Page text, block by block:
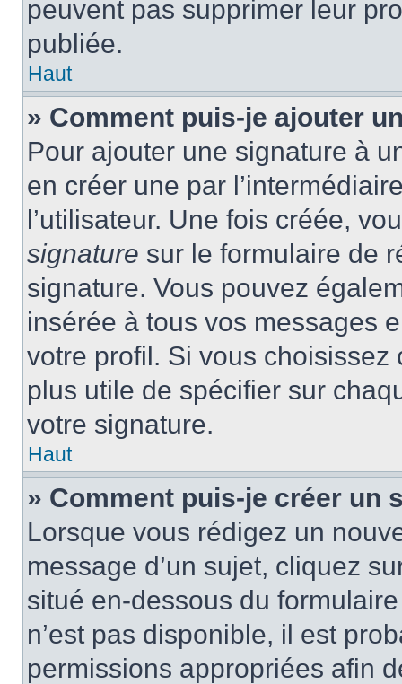
peuvent pas supprimer leur
publiée.
Haut
» Comment puis-je ajouter
Pour ajouter une signature à
en créer une par
l’utilisateur. Une fois créée,
signature sur le formulaire de
signature. Vous pouvez
insérée à tous vos messages
votre profil. Si vous
plus utile de spécifier sur
votre signature.
Haut
» Comment puis-je créer un
Lorsque vous rédigez un
message d’un sujet, cliquez
situé en-dessous du
n’est pas disponible, il est
permissions appropriées afin